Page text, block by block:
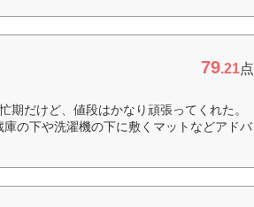
79.21点
だけど、値段はかなり頑張ってくれた。
の下や洗濯機の下に敷くマットなどアドバ